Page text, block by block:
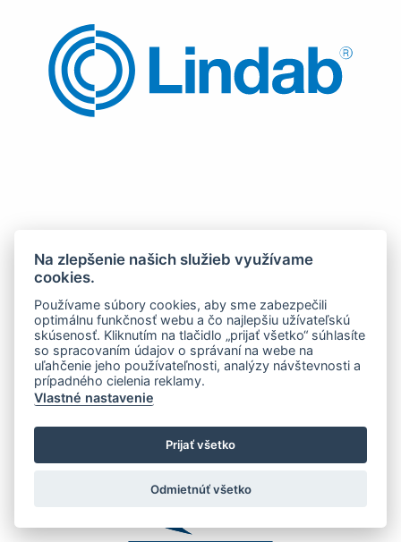
Na zlepšenie našich služieb využívame
cookies.
Používame súbory cookies, aby sme zabezpečili
optimálnu funkčnosť webu a čo najlepšiu užívateľskú
skúsenosť. Kliknutím na tlačidlo „prijať všetko“ súhlasíte
so spracovaním údajov o správaní na webe na
uľahčenie jeho používateľnosti, analýzy návštevnosti a
prípadného cielenia reklamy.
Vlastné nastavenie
Prijať všetko
Odmietnúť všetko